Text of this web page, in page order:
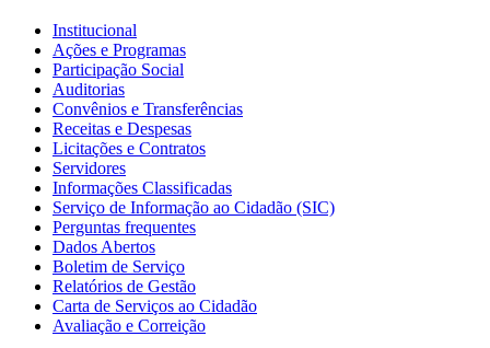
Institucional
Ações e Programas
Participação Social
Auditorias
Convênios e Transferências
Receitas e Despesas
Licitações e Contratos
Servidores
Informações Classificadas
Serviço de Informação ao Cidadão (SIC)
Perguntas frequentes
Dados Abertos
Boletim de Serviço
Relatórios de Gestão
Carta de Serviços ao Cidadão
Avaliação e Correição